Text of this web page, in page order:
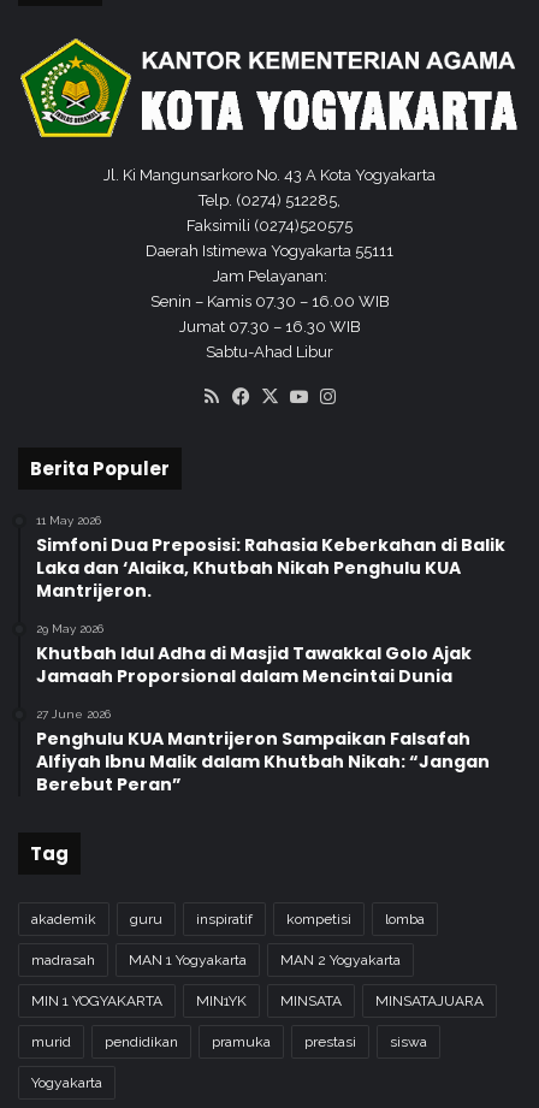
Jl. Ki Mangunsarkoro No. 43 A Kota Yogyakarta
Telp. (0274) 512285,
Faksimili (0274)520575
Daerah Istimewa Yogyakarta 55111
Jam Pelayanan:
Senin – Kamis 07.30 – 16.00 WIB
Jumat 07.30 – 16.30 WIB
Sabtu-Ahad Libur
RSS Facebook
X YouTube
Berita Populer
11 May 2026
Simfoni Dua Preposisi: Rahasia Keberkahan di Balik
Laka dan ‘Alaika, Khutbah Nikah Penghulu KUA
Mantrijeron.
29 May 2026
Khutbah Idul Adha di Masjid Tawakkal Golo Ajak
Jamaah Proporsional dalam Mencintai Dunia
27 June 2026
Penghulu KUA Mantrijeron Sampaikan Falsafah
Alfiyah Ibnu Malik dalam Khutbah Nikah: “Jangan
Berebut Peran”
Tag
akademik guru inspiratif kompetisi lomba
madrasah MAN 1 Yogyakarta MAN 2 Yogyakarta
MIN 1 YOGYAKARTA MIN1YK MINSATA MINSATAJUARA
murid pendidikan pramuka prestasi siswa
Yogyakarta